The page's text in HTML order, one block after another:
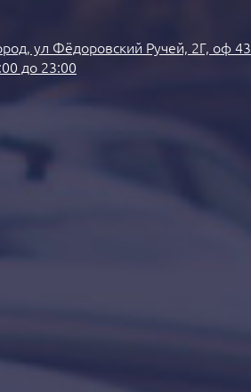
ул Фёдоровский Ручей, 2Г, оф 43
до 23:00